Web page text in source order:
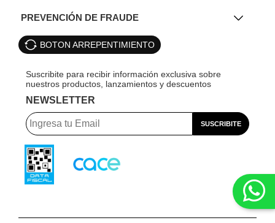
PREVENCIÓN DE FRAUDE
BOTON ARREPENTIMIENTO
NEWSLETTER